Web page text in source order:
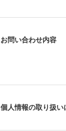
お問い合わせ内容
個人情報の取り扱い